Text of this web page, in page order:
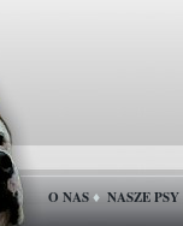
O NAS ♦ NASZE PSY